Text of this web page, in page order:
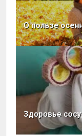
О пользе
Здоровье